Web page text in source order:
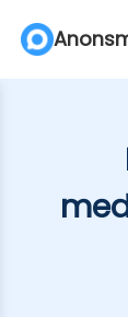
Italiano